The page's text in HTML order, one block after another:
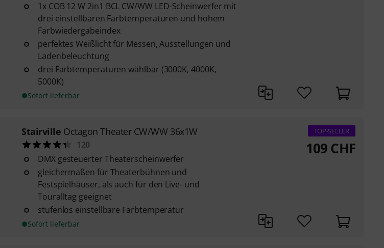
1x COB 12 W 2in1 BCL CW/WW LED-Scheinwerfer mit
drei einstellbaren Farbtemperaturen und hohem
Farbwiedergabeindex
perfektes Weißlicht für Messen, Ausstellungen und
Ladenbeleuchtung
drei Farbtemperaturen wählbar (3000K, 4000K,
5000K)
Sofort lieferbar
Stairville Octagon Theater CW/WW 36x1W
120
DMX gesteuerter Theaterscheinwerfer
gleichermaßen für Theaterbühnen und
Festspielhäuser, als auch für den Live- und
Touralltag geeignet
stufenlos einstellbare Farbtemperatur
Sofort lieferbar
TOP-SELLER
109CHF